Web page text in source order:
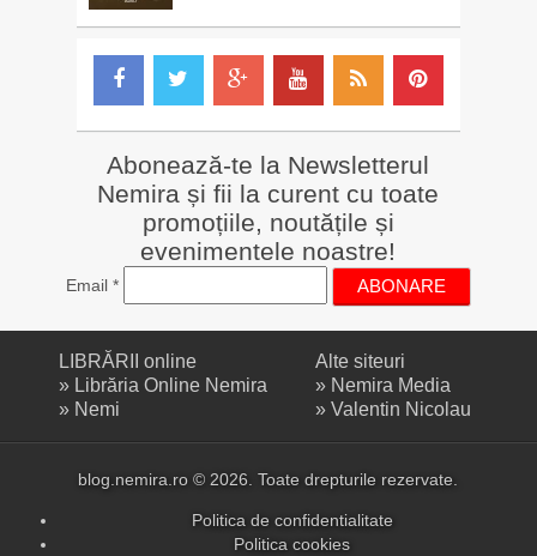
Abonează-te la Newsletterul
Nemira și fii la curent cu toate
promoțiile, noutățile și
evenimentele noastre!
Email *
LIBRĂRII online
» Librăria Online Nemira
» Nemi
Alte siteuri
» Nemira Media
» Valentin Nicolau
blog.nemira.ro © 2026. Toate drepturile rezervate.
Politica de confidentialitate
Politica cookies